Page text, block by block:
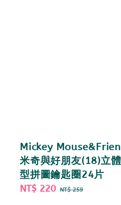
Mickey
米奇與好朋友(18)立
型拼圖鑰匙圈24片
Sale
NT$ 220 Regular
NT$ 259